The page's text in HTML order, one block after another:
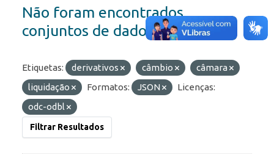
Não foram encontrados
conjuntos de dados
Etiquetas: derivativos câmbio
câmara
liquidação
Formatos: JSON
Licenças:
odc-odbl
Filtrar Resultados